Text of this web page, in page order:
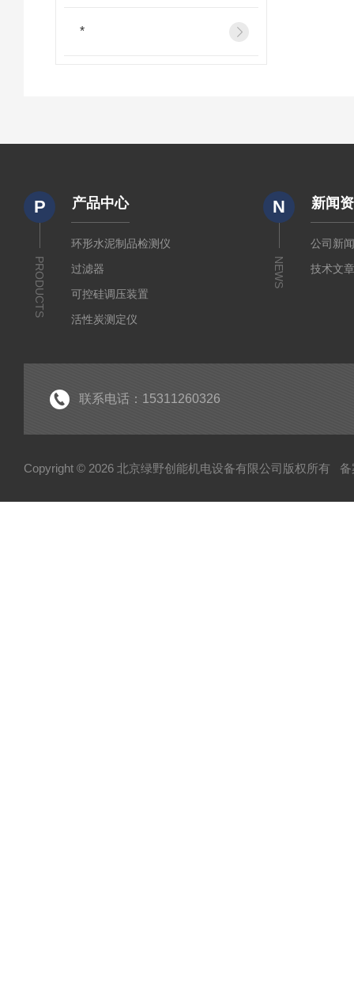
*
P
PRODUCTS
产品中心
环形水泥制品检测仪
过滤器
可控硅调压装置
活性炭测定仪
N
NEWS
新闻
公司新
技术文
联系电话：15311260326
Copyright © 2026 北京绿野创能机电设备有限公司版权所有 备